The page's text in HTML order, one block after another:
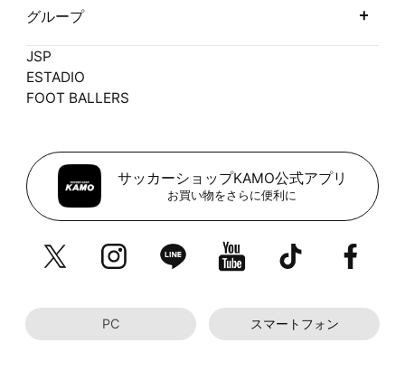
グループ
JSP
ESTADIO
FOOT BALLERS
サッカーショップKAMO公式アプリ
お買い物をさらに便利に
PC スマートフォン